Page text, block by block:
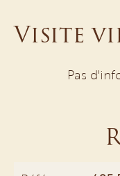
Visite
Pas